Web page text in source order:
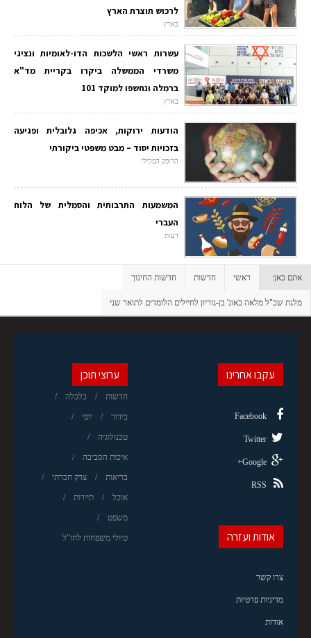
לרכוש תוצרת הארץ
בארץ
עשרות ראשי הלשכות הדו-לאומיות ונציגי
משרדי הממשלה ביקרו בקריית מד"א
ברמלה ונחשפו למוקד 101
בארץ
הודעות ירוקות, אכיפה גלובלית ופגיעה
בזכויות יסוד – מבט משפטי ביקורתי
הדופק הפלילי
המשמעות התרבותית והסמלית של הלוח
העברי
דעות
אתם כאן: ראשי חדשות חדשות החינוך
מלגת שכ"ל מלאה באונ' בן-גוריון לחיילים הלומדים לתואר שני
ערוצי תוכן
חדשות כלכלה
בידור יופי
טכנולוגיה
איכות הסביבה
בריאות צדק חברתי
אוכל תיירות
משפט
טיולי משפחות לחו"ל
עקבו אחרינו
Facebook
Twitter
Google+
RSS
אודות ועזרה
צרו קשר
מדיניות פרטיות
אודות